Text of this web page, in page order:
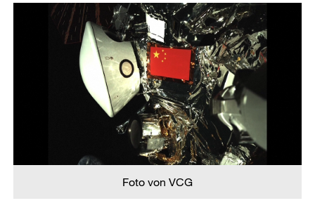
Foto von VCG